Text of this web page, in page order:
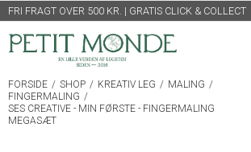
FRI FRAGT OVER 500 KR. | GRATIS CLICK & COLLECT
FORSIDE / SHOP / KREATIV LEG / MALING /
FINGERMALING /
SES CREATIVE - MIN FØRSTE - FINGERMALING
MEGASÆT